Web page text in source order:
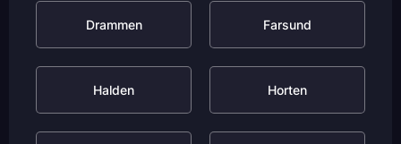
Drammen Farsund
Halden Horten